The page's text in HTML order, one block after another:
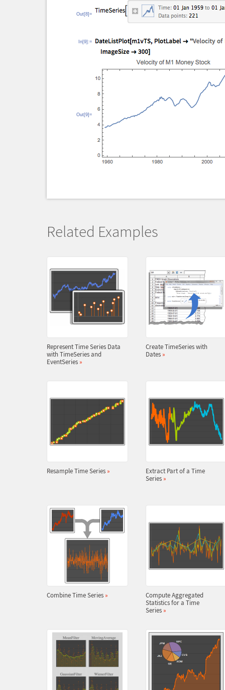
Out[8]=
In[9]:=
Out[9]=
Related Examples
Represent Time Series Data
with TimeSeries and
EventSeries »
Create TimeSeries with
Dates »
Resample Time Series »
Extract Part of a Time
Series »
Combine Time Series »
Compute Aggregated
Statistics for a Time
Series »